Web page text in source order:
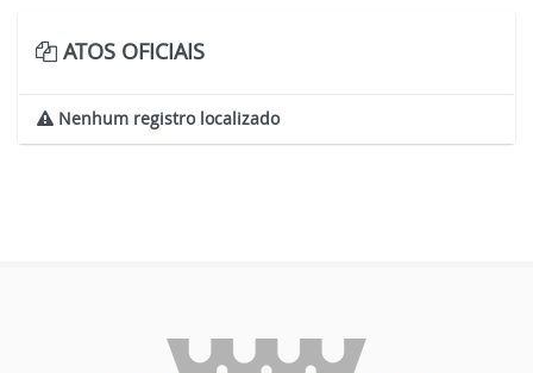
ATOS OFICIAIS
Nenhum registro localizado